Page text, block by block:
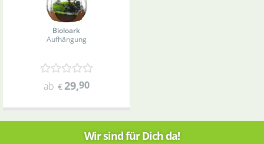
Bioloark
Aufhängung
ab €29,90
Wir sind für Dich da!